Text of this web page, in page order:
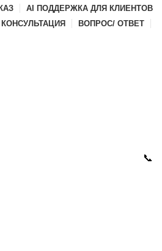
AI ПОДДЕРЖКА ДЛЯ КЛИЕНТОВ
КОНСУЛЬТАЦИЯ
ВОПРОС/ ОТВЕТ
📞